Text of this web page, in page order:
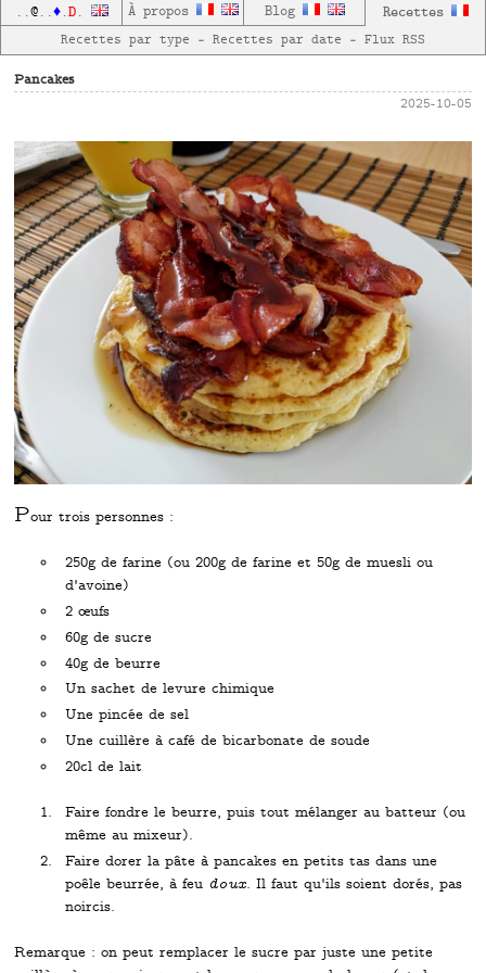
..@..♦.D. À propos Blog Recettes
Recettes par type — Recettes par date — Flux RSS
Pancakes
2025-10-05
Pour trois personnes :
250g de farine (ou 200g de farine et 50g de muesli ou
d'avoine)
2 œufs
60g de sucre
40g de beurre
Un sachet de levure chimique
Une pincée de sel
Une cuillère à café de bicarbonate de soude
20cl de lait
Faire fondre le beurre, puis tout mélanger au batteur (ou
même au mixeur).
Faire dorer la pâte à pancakes en petits tas dans une
poêle beurrée, à feu doux. Il faut qu'ils soient dorés, pas
noircis.
Remarque : on peut remplacer le sucre par juste une petite